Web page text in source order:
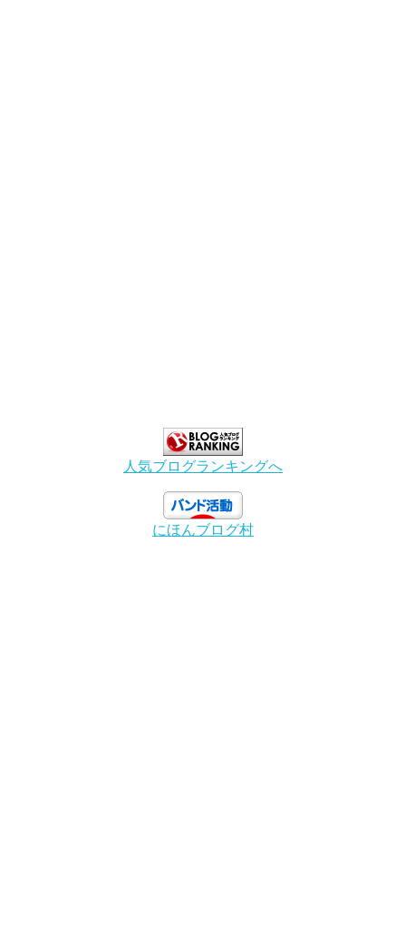
人気ブログランキングへ
にほんブログ村